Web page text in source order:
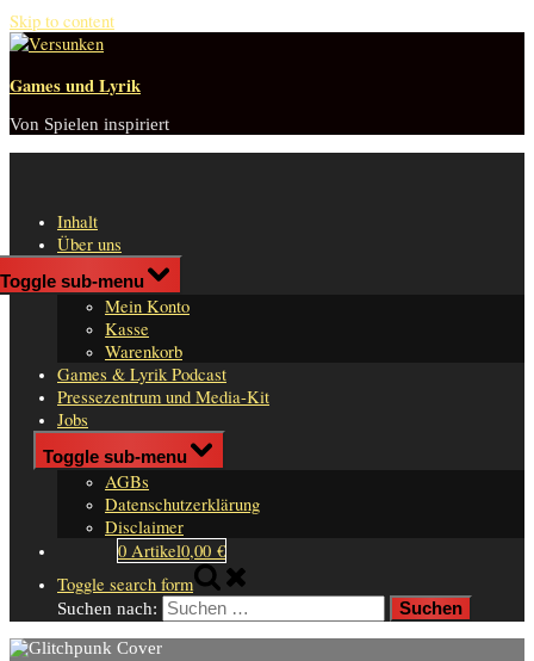
Skip to content
Games und Lyrik
Von Spielen inspiriert
Inhalt
Über uns
Shop
Toggle sub-menu
Mein Konto
Kasse
Warenkorb
Games & Lyrik Podcast
Pressezentrum und Media-Kit
Jobs
Impressum
Toggle sub-menu
AGBs
Datenschutzerklärung
Disclaimer
0 Artikel0,00 €
Toggle search form
Suchen nach: